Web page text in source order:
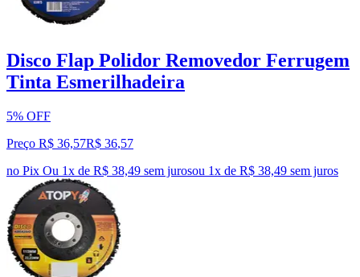
Disco Flap Polidor Removedor Ferrugem
Tinta Esmerilhadeira
5% OFF
Preço R$ 36,57R$ 36,57
no Pix Ou 1x de R$ 38,49 sem jurosou 1x de R$ 38,49 sem juros